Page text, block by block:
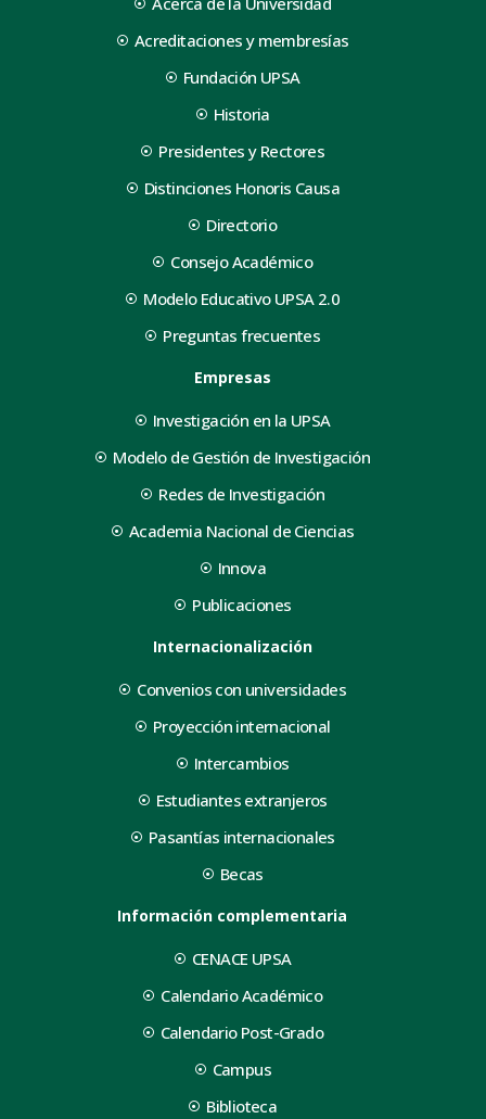
Acreditaciones y membresías
Fundación UPSA
Historia
Presidentes y Rectores
Distinciones Honoris Causa
Directorio
Consejo Académico
Modelo Educativo UPSA 2.0
Preguntas frecuentes
Empresas
Investigación en la UPSA
Modelo de Gestión de Investigación
Redes de Investigación
Academia Nacional de Ciencias
Innova
Publicaciones
Internacionalización
Convenios con universidades
Proyección internacional
Intercambios
Estudiantes extranjeros
Pasantías internacionales
Becas
Información complementaria
CENACE UPSA
Calendario Académico
Calendario Post-Grado
Campus
Biblioteca